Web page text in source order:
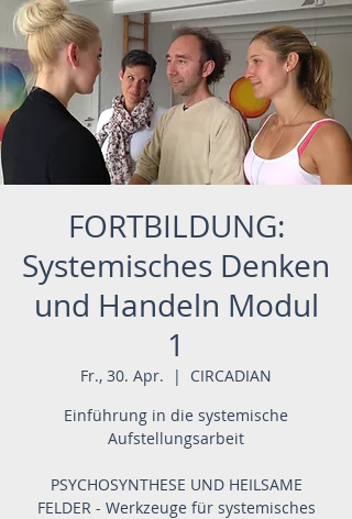
FORTBILDUNG:
Systemisches Denken
und Handeln Modul
1
Fr., 30. Apr.
  |
CIRCADIAN
Einführung in die systemische
Aufstellungsarbeit
PSYCHOSYNTHESE UND HEILSAME
FELDER - Werkzeuge für systemisches